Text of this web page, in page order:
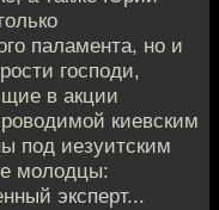
паламента, но и
господи,
в акции
киевским
под иезуитским
молодцы:
эксперт...